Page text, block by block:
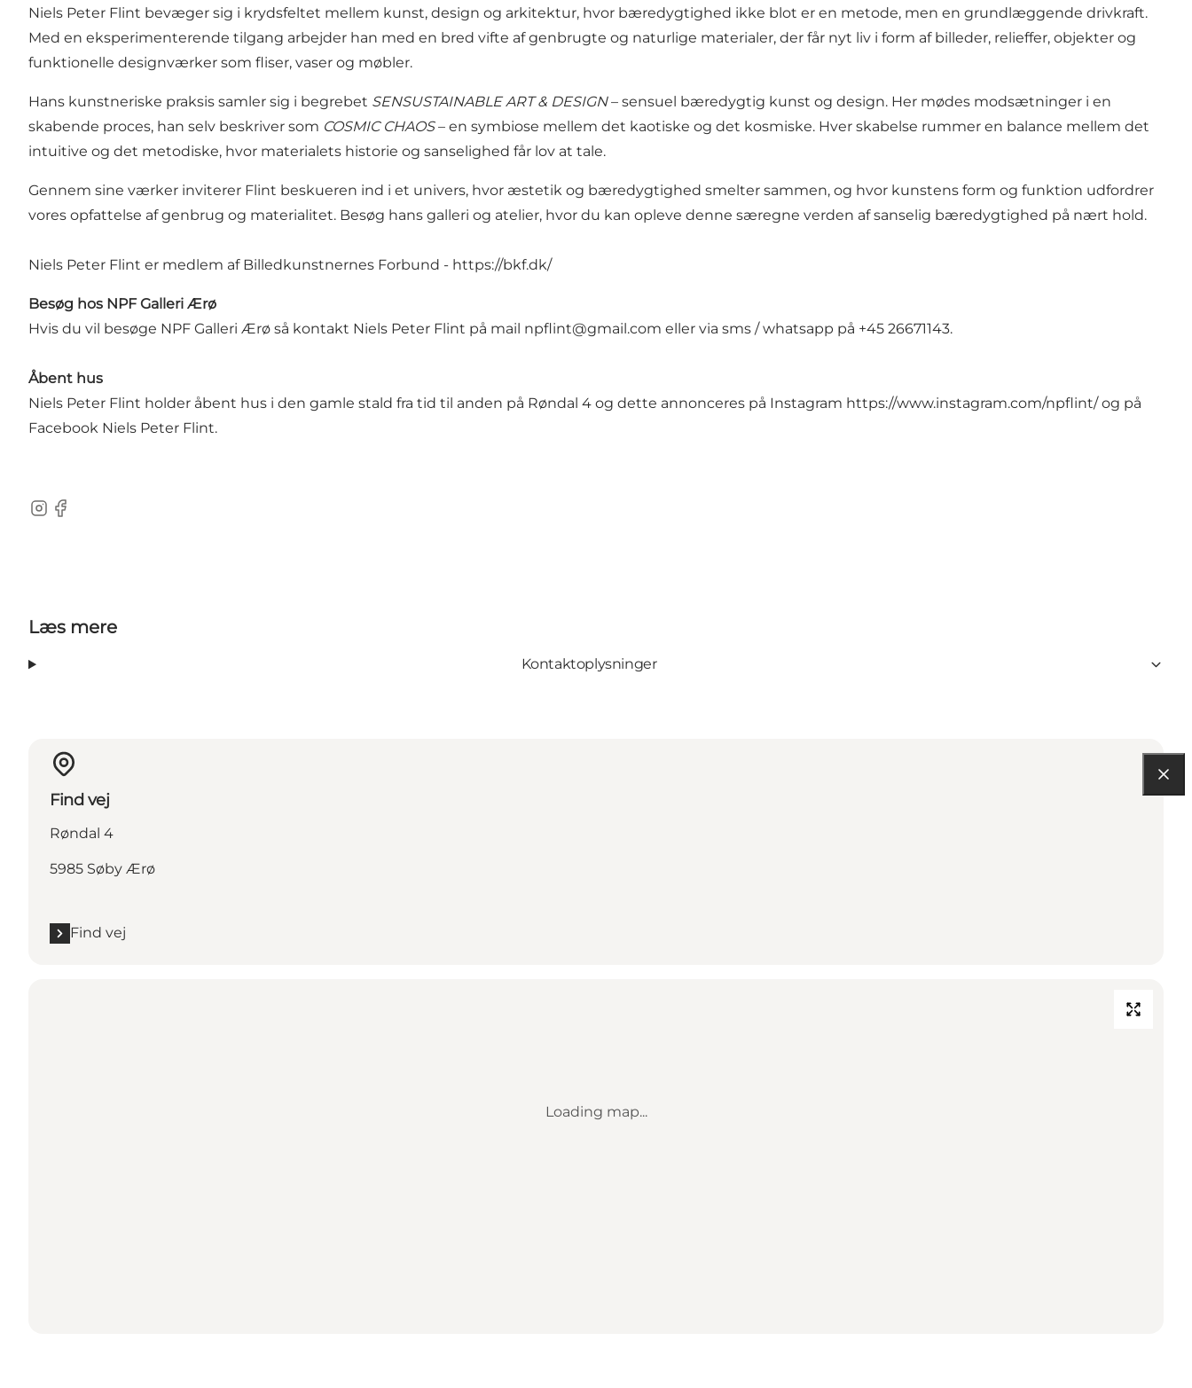
Niels Peter Flint bevæger sig i krydsfeltet mellem kunst, design og arkitektur, hvor bæredygtighed ikke blot er en metode, men en grundlæggende drivkraft.
Med en eksperimenterende tilgang arbejder han med en bred vifte af genbrugte og naturlige materialer, der får nyt liv i form af billeder, relieffer, objekter og
funktionelle designværker som fliser, vaser og møbler.
Hans kunstneriske praksis samler sig i begrebet SENSUSTAINABLE ART & DESIGN– sensuel bæredygtig kunst og design. Her mødes modsætninger i en
skabende proces, han selv beskriver som COSMIC CHAOS– en symbiose mellem det kaotiske og det kosmiske. Hver skabelse rummer en balance mellem det
intuitive og det metodiske, hvor materialets historie og sanselighed får lov at tale.
Gennem sine værker inviterer Flint beskueren ind i et univers, hvor æstetik og bæredygtighed smelter sammen, og hvor kunstens form og funktion udfordrer
vores opfattelse af genbrug og materialitet. Besøg hans galleri og atelier, hvor du kan opleve denne særegne verden af sanselig bæredygtighed på nært hold.
Niels Peter Flint er medlem af Billedkunstnernes Forbund - https://bkf.dk/
Besøg hos NPF Galleri Ærø
Hvis du vil besøge NPF Galleri Ærø så kontakt Niels Peter Flint på mail npflint@gmail.com eller via sms / whatsapp på +45 26671143.
Åbent hus
Niels Peter Flint holder åbent hus i den gamle stald fra tid til anden på Røndal 4 og dette annonceres på Instagram https://www.instagram.com/npflint/og på
Facebook Niels Peter Flint.
Instagram
Facebook
Læs mere
Kontaktoplysninger
Find vej
Røndal 4
5985 Søby Ærø
Find vej
Loading map...